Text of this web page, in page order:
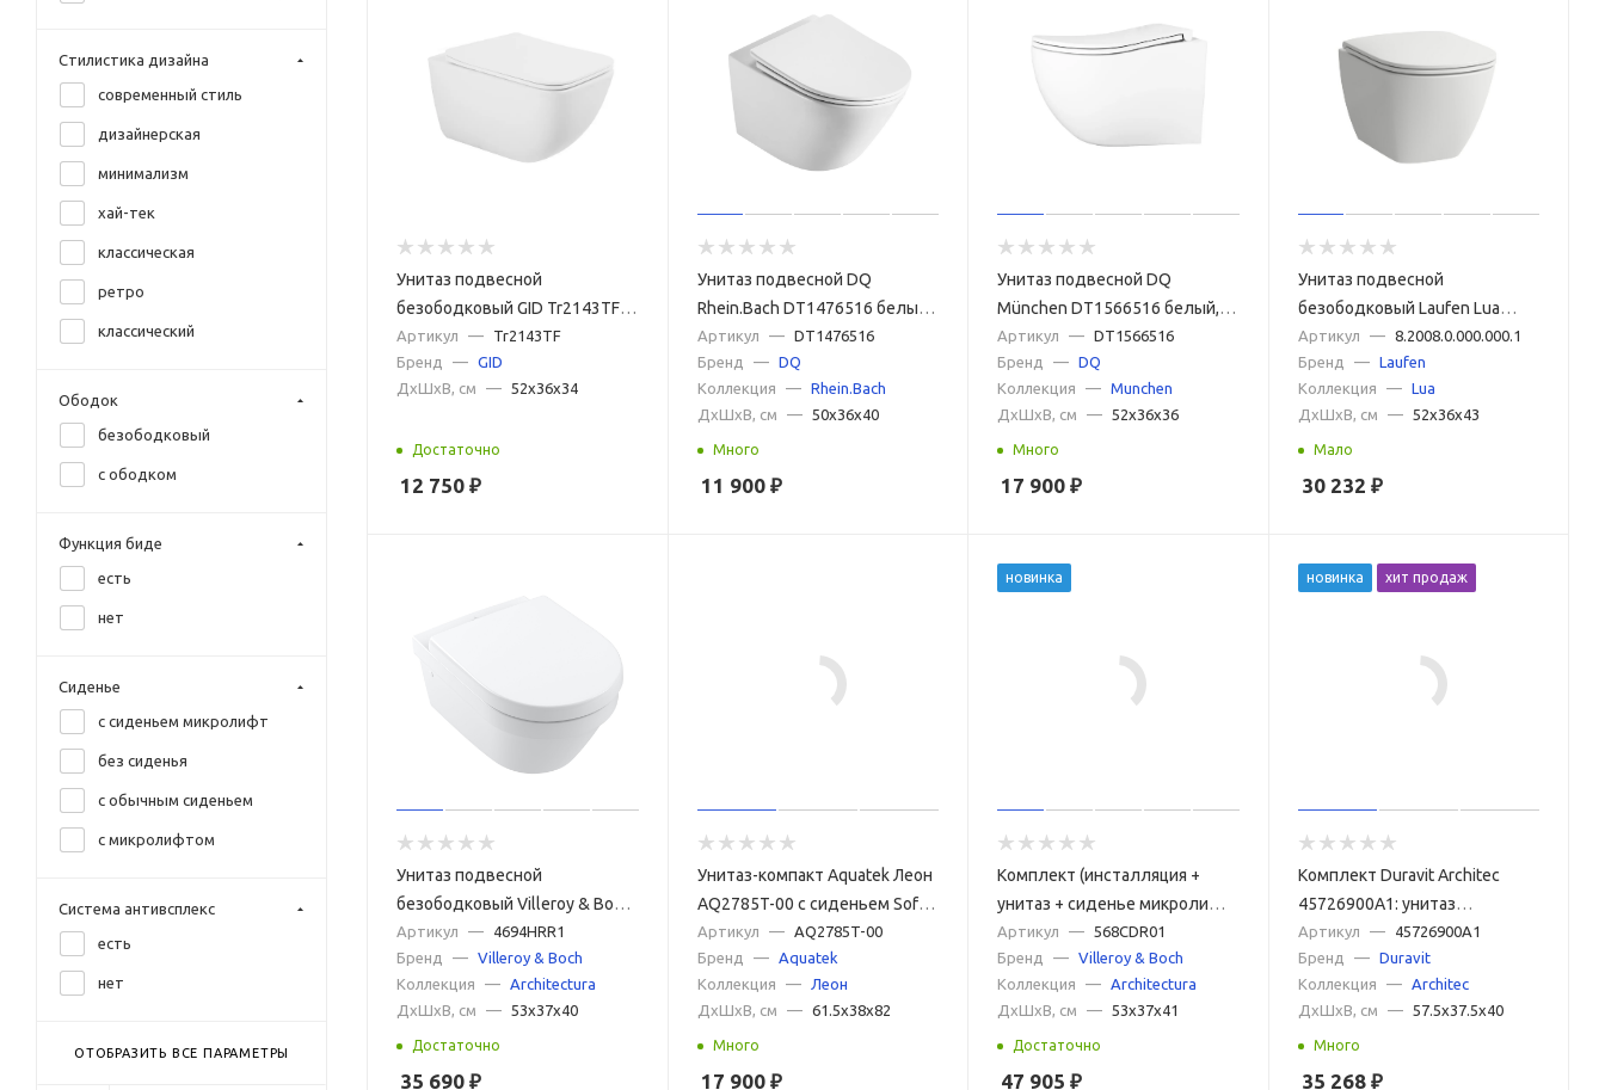
Унитаз подвесной
безободковый GID Tr2143TF
белый с сиденьем
микролифт
Артикул —
Tr2143TF
Бренд
— GID
ДxШxВ, см
— 52x36x34
Достаточно
12 750 ₽
Унитаз подвесной DQ
Rhein.Bach DT1476516 белый,
с сиденьем микролифт
Артикул —
DT1476516
Бренд
—
DQ
Коллекция
—
Rhein.Bach
ДxШxВ, см
— 50x36x40
Много
11 900₽
Унитаз подвесной DQ
München DT1566516 белый, с
сиденьем микролифт
Артикул — DT1566516
Бренд
— DQ
Коллекция
— Munchen
ДxШxВ, см
— 52x36x36
Много
17 900 ₽
Унитаз подвесной
безободковый Laufen Lua
8.2008.0.000.000.1 без
сиденья
Артикул —
8.2008.0.000.000.1
Бренд
—
Laufen
Коллекция
—
Lua
ДxШxВ, см
— 52x36x43
Мало
30 232 ₽
Унитаз подвесной
безободковый Villeroy & Boch
Architectura 4694HRR1 с
сиденьем микролифт, с
покрытием Ceramicplus
Артикул —
4694HRR1
Бренд
— Villeroy & Boch
Коллекция
—
Architectura
ДxШxВ, см
— 53x37x40
Достаточно
35 690 ₽
Унитаз-компакт Aquatek Леон
AQ2785T-00 с сиденьем Soft
Close
Артикул —
AQ2785T-00
Бренд
—
Aquatek
Коллекция
—
Леон
ДxШxВ, см
— 61.5x38x82
Много
17 900₽
новинка
Комплект (инсталляция +
унитаз + сиденье микролифт
+ панель смыва белая) Villeroy
& Boch Architectura 568CDR01
Артикул —
568CDR01
Бренд
— Villeroy & Boch
Коллекция
—
Architectura
ДxШxВ, см
— 53x37x41
Достаточно
47 905 ₽
новинка хит продаж
Комплект Duravit Architec
45726900A1: унитаз
подвесной 575х365 мм,
257209 + сиденье с
микролифтом 006969, цвет
белый
Артикул —
45726900A1
Бренд
—
Duravit
Коллекция
—
Architec
ДxШxВ, см
— 57.5x37.5x40
Много
35 268₽
желтый
графит
графит матовый
красный
розовый
синий
Стилистика дизайна
современный стиль
дизайнерская
минимализм
хай-тек
классическая
ретро
классический
Ободок
безободковый
с ободком
Функция биде
есть
нет
Сиденье
с сиденьем микролифт
без сиденья
с обычным сиденьем
с микролифтом
Система антивсплекс
есть
нет
ОТОБРАЗИТЬ ВСЕ ПАРАМЕТРЫ